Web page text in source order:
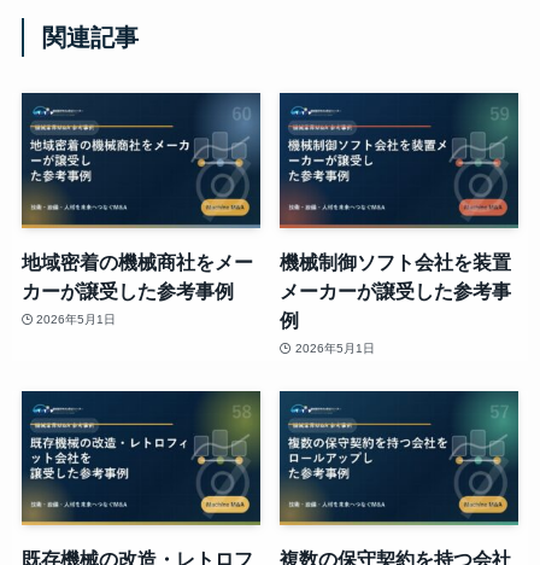
関連記事
地域密着の機械商社をメー
カーが譲受した参考事例
2026年5月1日
機械制御ソフト会社を装置
メーカーが譲受した参考事
例
2026年5月1日
既存機械の改造・レトロフ 複数の保守契約を持つ会社